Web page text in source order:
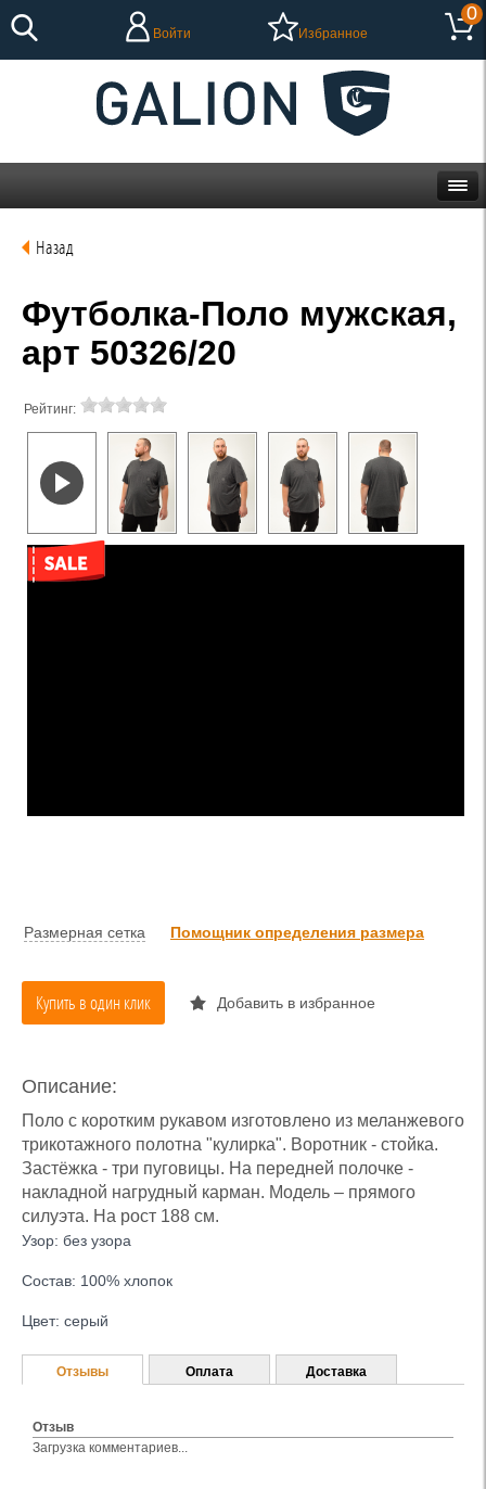
Войти Избранное
0
Назад
Футболка-Поло мужская,
арт 50326/20
Рейтинг:
Размерная сетка Помощник определения размера
Купить в один клик Добавить в избранное
Описание:
Поло с коротким рукавом изготовлено из меланжевого
трикотажного полотна "кулирка". Воротник - стойка.
Застёжка - три пуговицы. На передней полочке -
накладной нагрудный карман. Модель – прямого
силуэта. На рост 188 см.
Узор: без узора
Состав: 100% хлопок
Цвет: серый
Отзывы
Отзыв
Загрузка комментариев...
Оплата Доставка